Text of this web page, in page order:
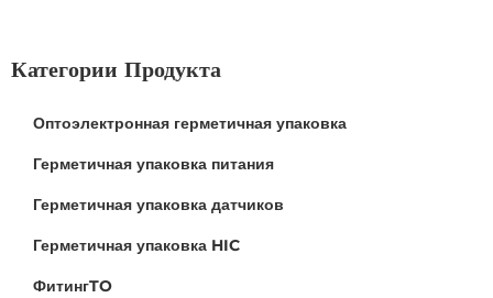
Категории Продукта
Оптоэлектронная герметичная упаковка
Герметичная упаковка питания
Герметичная упаковка датчиков
Герметичная упаковка HIC
ФитингTO